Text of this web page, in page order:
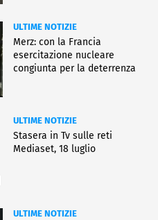
ULTIME NOTIZIE
Merz: con la Francia
esercitazione nucleare
congiunta per la deterrenza
ULTIME NOTIZIE
Stasera in Tv sulle reti
Mediaset, 18 luglio
ULTIME NOTIZIE